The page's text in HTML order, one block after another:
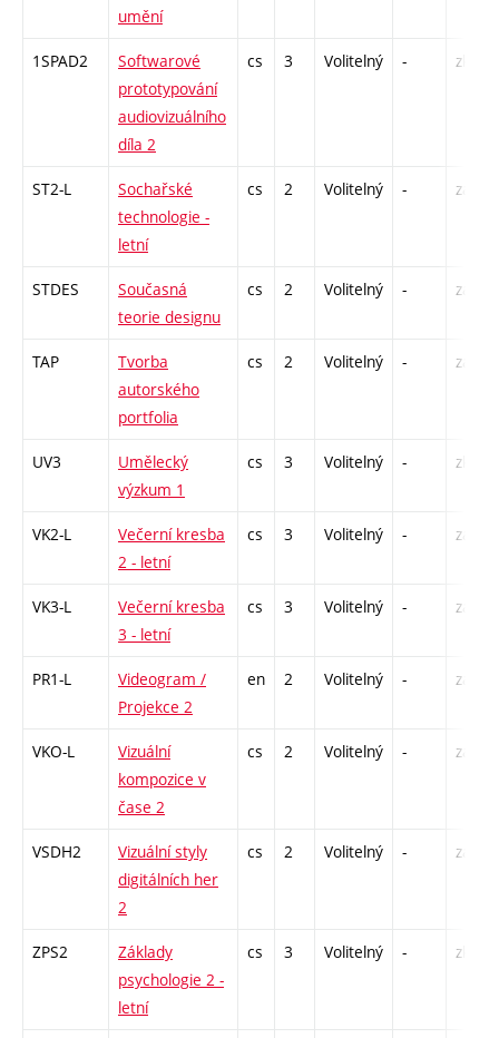
umění
1SPAD2
Softwarové
prototypování
audiovizuálního
díla 2
cs 3 Volitelný - zk
ST2-L
Sochařské
technologie -
letní
cs 2 Volitelný - zá
STDES
Současná
teorie designu
cs 2 Volitelný - zá
TAP
Tvorba
autorského
portfolia
cs 2 Volitelný - zá
UV3
Umělecký
výzkum 1
cs 3 Volitelný - zk
VK2-L
Večerní kresba
2 - letní
cs 3 Volitelný - zá,zk
VK3-L
Večerní kresba
3 - letní
cs 3 Volitelný - zá,zk
PR1-L
Videogram /
Projekce 2
en 2 Volitelný - zá
VKO-L
Vizuální
kompozice v
čase 2
cs 2 Volitelný - zá
VSDH2
Vizuální styly
digitálních her
2
cs 2 Volitelný - zá
ZPS2
Základy
psychologie 2 -
letní
cs 3 Volitelný - zk